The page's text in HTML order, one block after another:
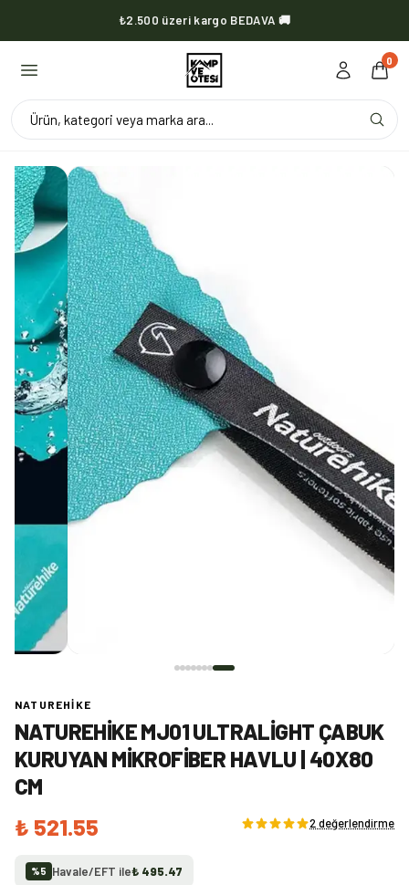
₺2.500 üzeri kargo BEDAVA 🚚
KVOX ürünlerinde kargo her zaman bedava 🔥
0
Ürün, kategori veya marka ara...
NATUREHIKE
NATUREHIKE MJ01 ULTRALIGHT ÇABUK
KURUYAN MIKROFIBER HAVLU | 40X80
CM
₺ 521.55
2 değerlendirme
%5 Havale/EFT ile₺ 495.47